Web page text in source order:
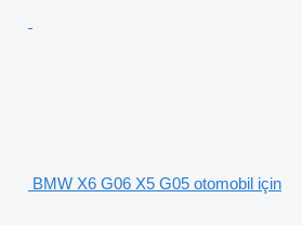
BMW X6 G06 X5 G05 otomobil için